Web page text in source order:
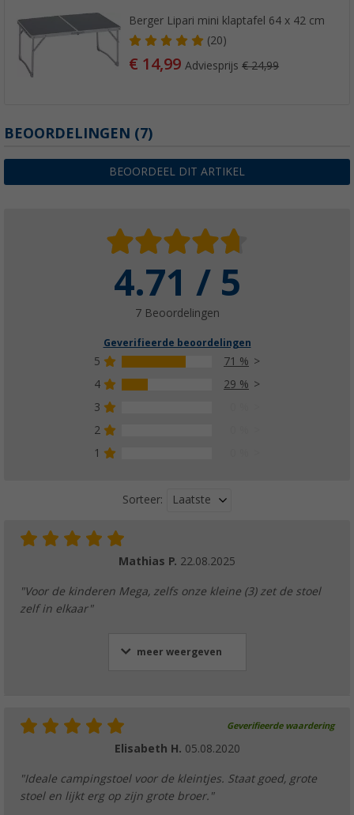
Berger Lipari mini klaptafel 64 x 42 cm
(20)
€ 14,99Adviesprijs€ 24,99
BEOORDELINGEN (7)
BEOORDEEL DIT ARTIKEL
4.71 / 5
7 Beoordelingen
Geverifieerde beoordelingen
5
71 %
4
29 %
3
2
1
Sorteer: Laatste
Mathias P. 22.08.2025
"Voor de kinderen Mega, zelfs onze kleine (3) zet de stoel
zelf in elkaar"
meer weergeven
Geverifieerde waardering
Elisabeth H. 05.08.2020
"Ideale campingstoel voor de kleintjes. Staat goed, grote
stoel en lijkt erg op zijn grote broer."